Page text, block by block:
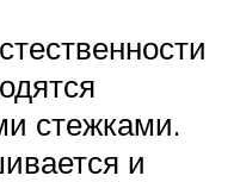
стежками.
и